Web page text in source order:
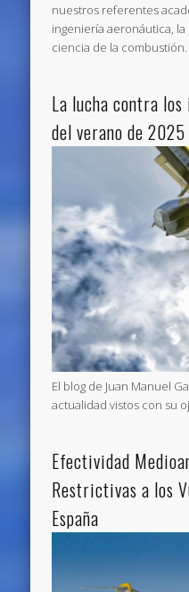
nuestros referentes
ingeniería aeronáutica,
ciencia de la
La lucha contra
del verano de 2025
El blog de Juan Manuel
actualidad vistos con su
Efectividad
Restrictivas a los
España